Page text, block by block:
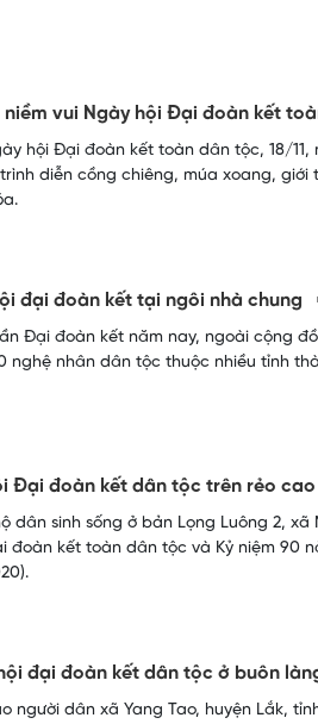
niềm vui Ngày hội Đại đoàn kết
hội Đại đoàn kết toàn dân tộc, 18/
trình diễn cồng chiêng, múa xoang,
đại đoàn kết tại ngôi nhà chung
Đại đoàn kết năm nay, ngoài cộng
nghệ nhân dân tộc thuộc nhiều tỉnh
Đại đoàn kết dân tộc trên rẻo
dân sinh sống ở bản Lọng Luông 2,
đoàn kết toàn dân tộc và Kỷ niệm 90
đại đoàn kết dân tộc ở buôn
người dân xã Yang Tao, huyện Lắk,